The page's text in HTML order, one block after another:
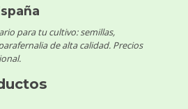
para tu cultivo: semillas,
de alta calidad. Precios